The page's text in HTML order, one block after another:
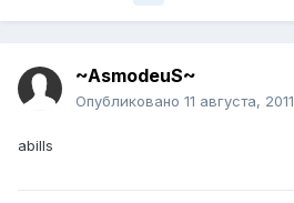
~AsmodeuS~
Опубликовано 11 августа, 2011
abills